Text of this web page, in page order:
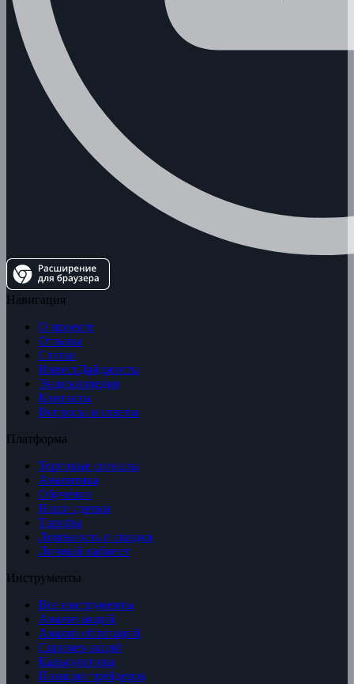
Навигация
О проекте
Отзывы
Статьи
ИнвестДайджесты
Энциклопедия
Контакты
Вопросы и ответы
Платформа
Торговые сигналы
Аналитика
Обучение
Наши сделки
Тарифы
Лояльность и скидки
Личный кабинет
Инструменты
Все инструменты
Анализ акций
Анализ облигаций
Скринер акций
Калькуляторы
Позиции трейдеров